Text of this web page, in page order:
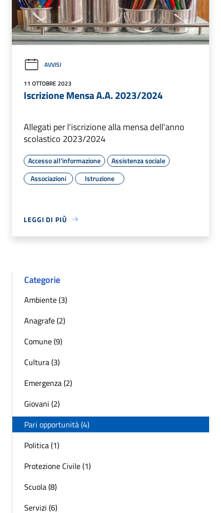
AVVISI
11 OTTOBRE 2023
Iscrizione Mensa A.A. 2023/2024
Allegati per l'iscrizione alla mensa dell'anno
scolastico 2023/2024
Accesso all'informazione
Assistenza sociale
Associazioni
Istruzione
LEGGI DI PIÙ
Categorie
Ambiente (3)
Anagrafe (2)
Comune (9)
Cultura (3)
Emergenza (2)
Giovani (2)
Pari opportunità (4)
Politica (1)
Protezione Civile (1)
Scuola (8)
Servizi (6)